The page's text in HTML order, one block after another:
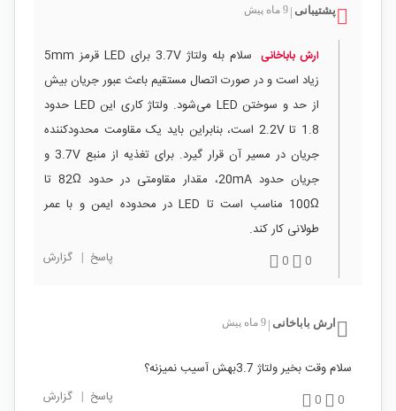
پشتیبانی 9 ماه پیش
ارش باباخانی
سلام بله ولتاژ 3.7V برای LED قرمز 5mm
زیاد است و در صورت اتصال مستقیم باعث عبور جریان بیش
از حد و سوختن LED می‌شود. ولتاژ کاری این LED حدود
1.8 تا 2.2V است، بنابراین باید یک مقاومت محدودکننده
جریان در مسیر آن قرار گیرد. برای تغذیه از منبع 3.7V و
جریان حدود 20mA، مقدار مقاومتی در حدود 82Ω تا
100Ω مناسب است تا LED در محدوده ایمن و با عمر
طولانی کار کند.
0
0 پاسخ | گزارش
ارش باباخانی 9 ماه پیش
سلام وقت بخیر ولتاژ 3.7بهش آسیب نمیزنه؟
0
0 پاسخ | گزارش